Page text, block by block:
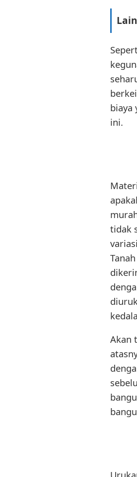
biaya
ini.
tidak
Akan